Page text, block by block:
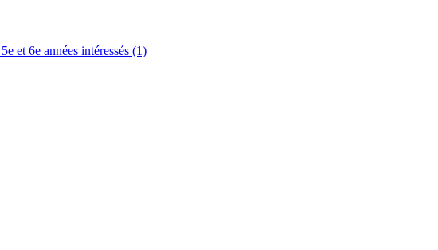
et 6e années intéressés (1)